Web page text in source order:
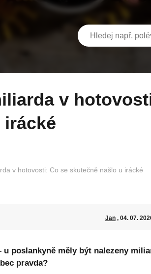
irácké
v hotovosti: Co se skutečně našlo u irácké
Jan, 04. 07.
poslankyně měly být nalezeny
pravda?